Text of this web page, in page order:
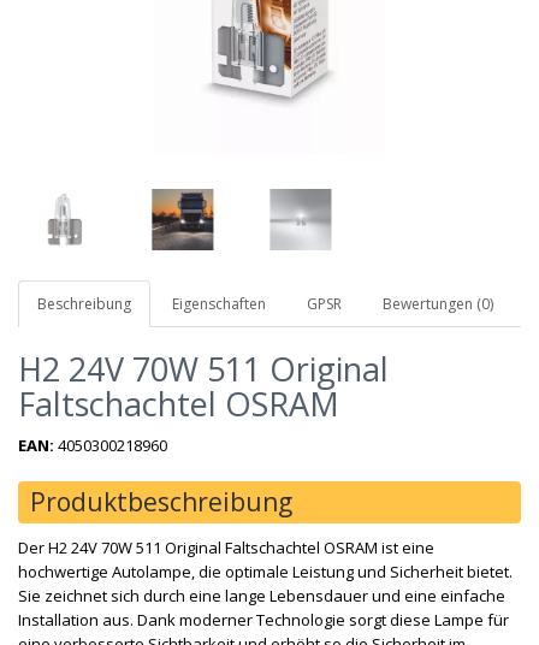
Beschreibung Eigenschaften GPSR Bewertungen (0)
H2 24V 70W 511 Original
Faltschachtel OSRAM
EAN: 4050300218960
Produktbeschreibung
Der H2 24V 70W 511 Original Faltschachtel OSRAM ist eine
hochwertige Autolampe, die optimale Leistung und Sicherheit bietet.
Sie zeichnet sich durch eine lange Lebensdauer und eine einfache
Installation aus. Dank moderner Technologie sorgt diese Lampe für